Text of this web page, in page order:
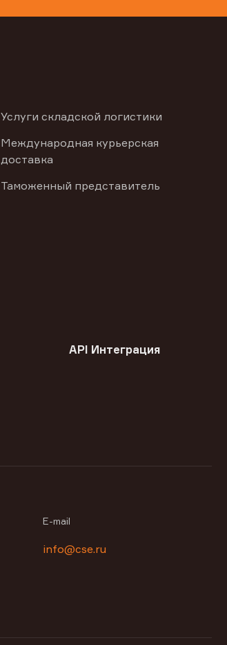
Услуги складской логистики
Международная курьерская
доставка
Таможенный представитель
API Интеграция
E-mail
info@cse.ru